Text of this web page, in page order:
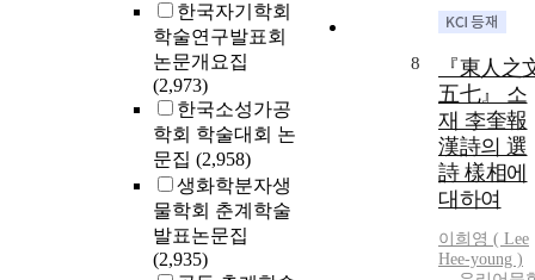
한국자기학회
학술연구발표회
논문개요집
(2,973)
한국소성가공
학회 학술대회 논
문집 (2,958)
생화학분자생
물학회 춘계학술
발표논문집
(2,935)
8
『東人之
五七』 소
재 李奎報
漢詩의 選
詩 樣相에
대하여
이희영 ( Lee
Hee-young )